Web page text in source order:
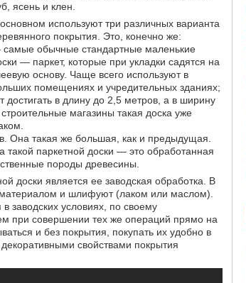
ясень и клен.
используют три различных варианта
покрытия. Это, конечно же:
обычные стандартные маленькие
— паркет, которые при укладки садятся на
основу. Чаще всего используют в
помещениях и учредительных зданиях;
в длину до 2,5 метров, а в ширину
магазины такая доска уже
Она такая же большая, как и предыдущая.
паркетной доски — это обработанная
породы древесины.
доски является ее заводская обработка. В
и шлифуют (лаком или маслом).
заводских условиях, по своему
при совершении тех же операций прямо на
и без покрытия, покупать их удобно в
свойствами покрытия